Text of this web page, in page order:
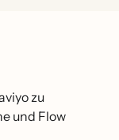
zu
und Flow